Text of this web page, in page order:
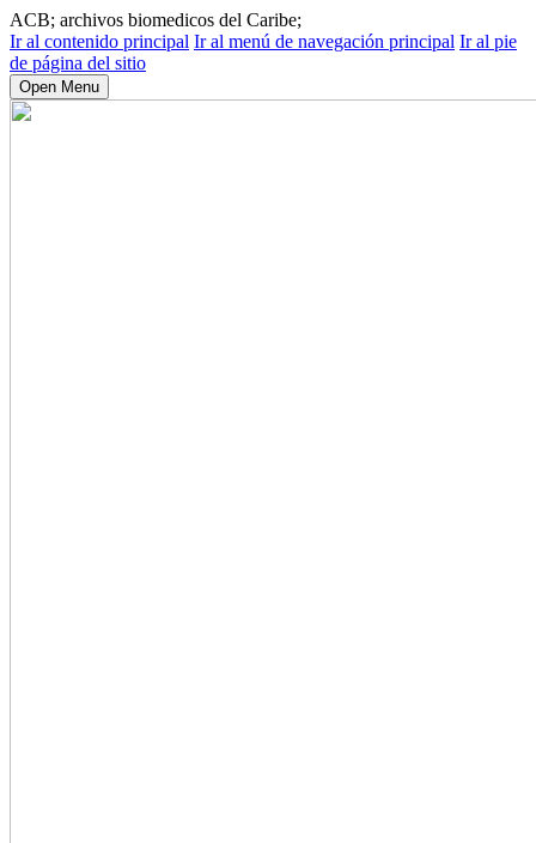
ACB; archivos biomedicos del Caribe;
Ir al contenido principal Ir al menú de navegación principal Ir al pie
de página del sitio
Open Menu